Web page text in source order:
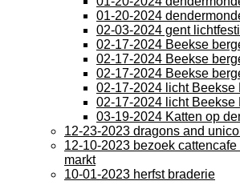
01-20-2024
02-03-2024 gent
02-17-2024 Beekse
02-17-2024 Beekse
02-17-2024 Beekse
02-17-2024 licht Beekse
02-17-2024 licht Beekse
03-19-2024 Katten op
12-23-2023 dragons and
12-10-2023 bezoek
markt
10-01-2023 herfst braderie